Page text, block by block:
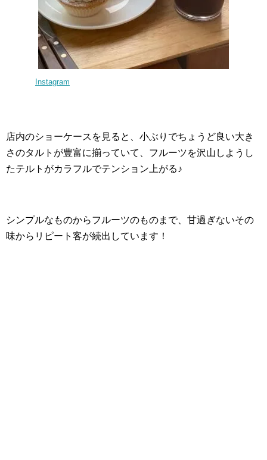
Instagram
店内のショーケースを見ると、小ぶりでちょうど良い大き
さのタルトが豊富に揃っていて、フルーツを沢山しようし
たテルトがカラフルでテンション上がる♪
シンプルなものからフルーツのものまで、甘過ぎないその
味からリピート客が続出しています！